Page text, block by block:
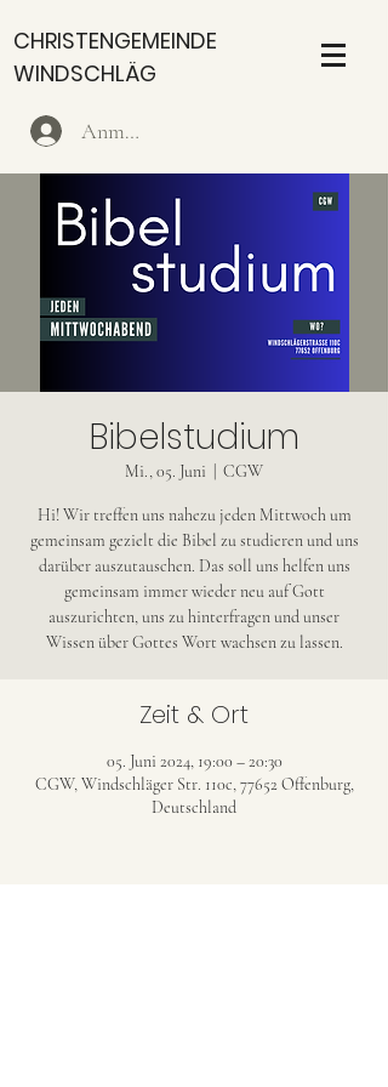
CHRISTENGEMEINDE
WINDSCHLÄG
Anmelden
Bibelstudium
Mi., 05. Juni CGW
Hi! Wir treffen uns nahezu jeden Mittwoch um
gemeinsam gezielt die Bibel zu studieren und uns
darüber auszutauschen. Das soll uns helfen uns
gemeinsam immer wieder neu auf Gott
auszurichten, uns zu hinterfragen und unser
Wissen über Gottes Wort wachsen zu lassen.
Zeit & Ort
05. Juni 2024, 19:00 – 20:30
CGW, Windschläger Str. 110c, 77652 Offenburg,
Deutschland